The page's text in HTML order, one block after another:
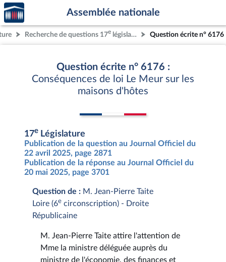
Aller au contenu
Aller en bas de la page
Accèder
à la
page
d'accueil
Assemblée nationale
Recherche de questions 17e législature Question écrite n° 6176
Question écrite n° 6176 :
Conséquences de loi Le Meur sur les
maisons d'hôtes
17e Législature
Publication de la question au Journal Officiel du
22 avril 2025, page 2871
Publication de la réponse au Journal Officiel du
20 mai 2025, page 3701
Question de : M. Jean-Pierre Taite
Loire (6e circonscription) - Droite
Républicaine
M. Jean-Pierre Taite attire l'attention de
Mme la ministre déléguée auprès du
ministre de l'économie, des finances et